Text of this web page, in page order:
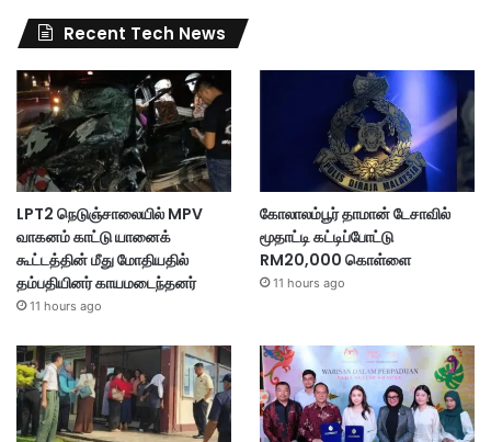
Recent Tech News
LPT2 நெடுஞ்சாலையில் MPV
வாகனம் காட்டு யானைக்
கூட்டத்தின் மீது மோதியதில்
தம்பதியினர் காயமடைந்தனர்
11 hours ago
கோலாலம்பூர் தாமான் டேசாவில்
மூதாட்டி கட்டிப்போட்டு
RM20,000 கொள்ளை
11 hours ago